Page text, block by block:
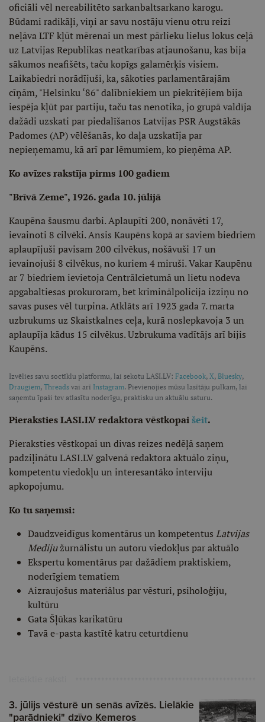
oficiāli vēl nereabilitēto sarkanbaltsarkano karogu.
Būdami radikāļi, viņi ar savu nostāju vienu otru reizi
neļāva LTF kļūt mērenai un mest pārlieku lielus lokus ceļā
uz Latvijas Republikas neatkarības atjaunošanu, kas bija
sākumos neafišēts, taču kopīgs galamērķis visiem.
Laikabiedri norādījuši, ka, sākoties parlamentārajām
cīņām, "Helsinku ‘86" dalībniekiem un piekritējiem bija
iespēja kļūt par partiju, taču tas nenotika, jo grupā valdīja
dažādi uzskati par piedalīšanos Latvijas PSR Augstākās
Padomes (AP) vēlēšanās, ko daļa uzskatīja par
nepieņemamu, kā arī par lēmumiem, ko pieņēma AP.
Ko avīzes rakstīja pirms 100 gadiem
"Brīvā Zeme", 1926. gada 10. jūlijā
Kaupēna šausmu darbi. Aplaupīti 200, nonāvēti 17,
ievainoti 8 cilvēki. Ansis Kaupēns kopā ar saviem biedriem
aplaupījuši pavisam 200 cilvēkus, nošāvuši 17 un
ievainojuši 8 cilvēkus, no kuriem 4 miruši. Vakar Kaupēnu
ar 7 biedriem ievietoja Centrālcietumā un lietu nodeva
apgabaltiesas prokuroram, bet kriminālpolicija izziņu no
savas puses vēl turpina. Atklāts arī 1923 gada 7. marta
uzbrukums uz Skaistkalnes ceļa, kurā noslepkavoja 3 un
aplaupīja kādus 15 cilvēkus. Uzbrukuma vadītājs arī bijis
Kaupēns.
Izvēlies savu soctīklu platformu, lai sekotu LASI.LV: Facebook, X, Bluesky,
Draugiem, Threads vai arī Instagram. Pievienojies mūsu lasītāju pulkam, lai
saņemtu īpaši tev atlasītu noderīgu, praktisku un aktuālu saturu.
Pieraksties LASI.LV redaktora vēstkopaišeit.
Pieraksties vēstkopai un divas reizes nedēļā saņem
padziļinātu LASI.LV galvenā redaktora aktuālo ziņu,
kompetentu viedokļu un interesantāko interviju
apkopojumu.
Ko tu saņemsi:
Daudzveidīgus komentārus un kompetentus Latvijas
Medijužurnālistu un autoru viedokļus par aktuālo
Ekspertu komentārus par dažādiem praktiskiem,
noderīgiem tematiem
Aizraujošus materiālus par vēsturi, psiholoģiju,
kultūru
Gata Šļūkas karikatūru
Tavā e-pasta kastītē katru ceturtdienu
3. jūlijs vēsturē un senās avīzēs. Lielākie
"parādnieki" dzīvo Ķemeros